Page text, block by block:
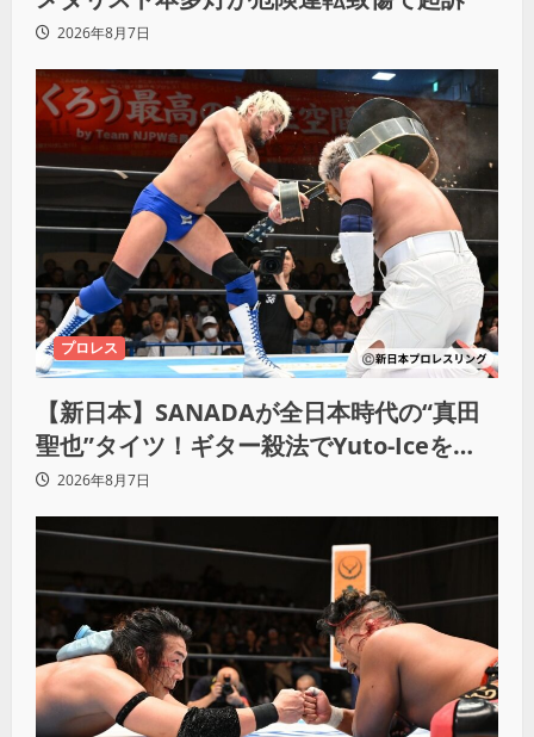
2026年8月7日
プロレス
【新日本】SANADAが全日本時代の“真田
聖也”タイツ！ギター殺法でYuto-Iceを
KO「俺と闘う時は考えろ。感じるな」
2026年8月7日